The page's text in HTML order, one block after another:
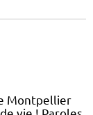
Montpellier